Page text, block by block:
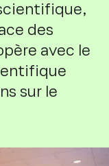
des
avec le
sur le